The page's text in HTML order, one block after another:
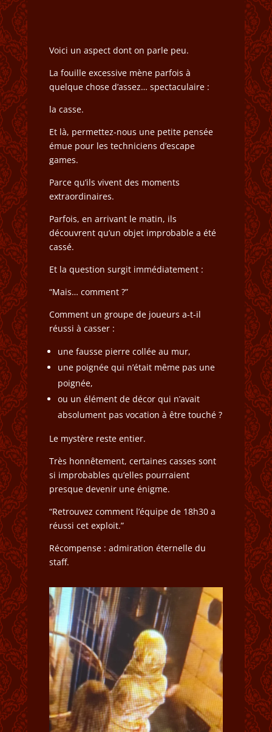
Voici un aspect dont on parle peu.
La fouille excessive mène parfois à
quelque chose d’assez… spectaculaire :
la casse.
Et là, permettez-nous une petite pensée
émue pour les techniciens d’escape
games.
Parce qu’ils vivent des moments
extraordinaires.
Parfois, en arrivant le matin, ils
découvrent qu’un objet improbable a été
cassé.
Et la question surgit immédiatement :
“Mais… comment ?”
Comment un groupe de joueurs a-t-il
réussi à casser :
une fausse pierre collée au mur,
une poignée qui n’était même pas une
poignée,
ou un élément de décor qui n’avait
absolument pas vocation à être touché ?
Le mystère reste entier.
Très honnêtement, certaines casses sont
si improbables qu’elles pourraient
presque devenir une énigme.
“Retrouvez comment l’équipe de 18h30 a
réussi cet exploit.”
Récompense : admiration éternelle du
staff.